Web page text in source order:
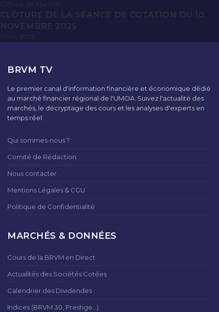
CLÔTURE DE LA SÉANCE DE COTATION DU 10
NOVEMBRE 2025
BRVM TV
Le premier canal d'information financière et économique dédié
au marché financier régional de l'UMOA. Suivez l'actualité des
marchés, le décryptage des cours et les analyses d'experts en
temps réel.
Qui sommes-nous ?
Comité de Rédaction
Nous contacter
Mentions Légales & CGU
Politique de Confidentialité
MARCHÉS & DONNÉES
Cours de la BRVM en Direct
Actualités des Sociétés Cotées
Calendrier des Dividendes
Indices (BRVM 30, Prestige...)